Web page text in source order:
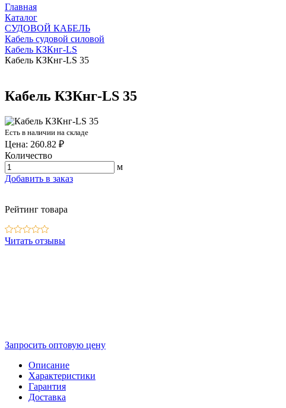
Главная
Каталог
СУДОВОЙ КАБЕЛЬ
Кабель судовой силовой
Кабель КЗКнг-LS
Кабель КЗКнг-LS 35
Кабель КЗКнг-LS 35
Есть в наличии на складе
Цена: 260.82 ₽
Количество
м
Добавить в заказ
Рейтинг товара
Читать отзывы
Запросить оптовую цену
Описание
Характеристики
Гарантия
Доставка